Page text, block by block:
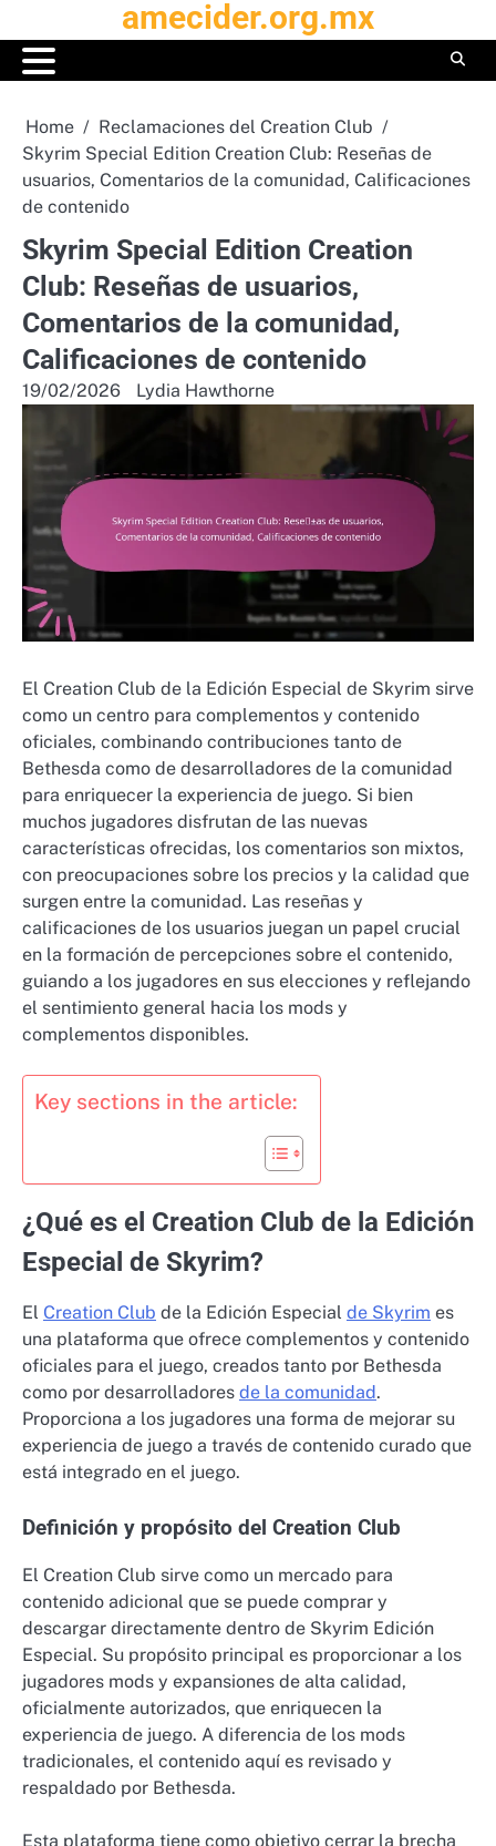
to
content
amecider.org.mx
Home
Reclamaciones del Creation Club
Skyrim Special Edition Creation Club: Reseñas de
usuarios, Comentarios de la comunidad, Calificaciones
de contenido
Skyrim Special Edition Creation
Club: Reseñas de usuarios,
Comentarios de la comunidad,
Calificaciones de contenido
19/02/2026 Lydia Hawthorne
El Creation Club de la Edición Especial de Skyrim sirve
como un centro para complementos y contenido
oficiales, combinando contribuciones tanto de
Bethesda como de desarrolladores de la comunidad
para enriquecer la experiencia de juego. Si bien
muchos jugadores disfrutan de las nuevas
características ofrecidas, los comentarios son mixtos,
con preocupaciones sobre los precios y la calidad que
surgen entre la comunidad. Las reseñas y
calificaciones de los usuarios juegan un papel crucial
en la formación de percepciones sobre el contenido,
guiando a los jugadores en sus elecciones y reflejando
el sentimiento general hacia los mods y
complementos disponibles.
Key sections in the article:
¿Qué es el Creation Club de la Edición
Especial de Skyrim?
El Creation Club de la Edición Especial de Skyrim es
una plataforma que ofrece complementos y contenido
oficiales para el juego, creados tanto por Bethesda
como por desarrolladores de la comunidad.
Proporciona a los jugadores una forma de mejorar su
experiencia de juego a través de contenido curado que
está integrado en el juego.
Definición y propósito del Creation Club
El Creation Club sirve como un mercado para
contenido adicional que se puede comprar y
descargar directamente dentro de Skyrim Edición
Especial. Su propósito principal es proporcionar a los
jugadores mods y expansiones de alta calidad,
oficialmente autorizados, que enriquecen la
experiencia de juego. A diferencia de los mods
tradicionales, el contenido aquí es revisado y
respaldado por Bethesda.
Esta plataforma tiene como objetivo cerrar la brecha